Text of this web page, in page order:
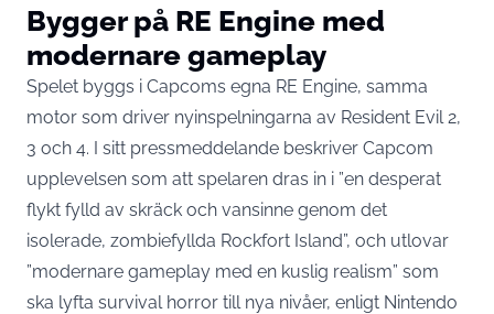
Bygger på RE Engine med
modernare gameplay
Spelet byggs i Capcoms egna RE Engine, samma
motor som driver nyinspelningarna av Resident Evil 2,
3 och 4. I sitt pressmeddelande beskriver Capcom
upplevelsen som att spelaren dras in i ”en desperat
flykt fylld av skräck och vansinne genom det
isolerade, zombiefyllda Rockfort Island”, och utlovar
”modernare gameplay med en kuslig realism” som
ska lyfta survival horror till nya nivåer, enligt Nintendo